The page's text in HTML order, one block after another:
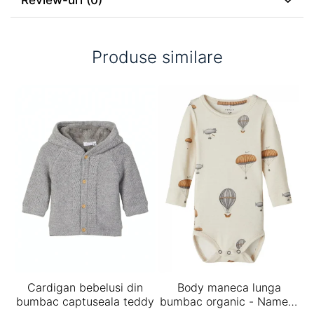
Produse similare
Cardigan bebelusi din
bumbac captuseala teddy
Body maneca lunga
bumbac organic - Name It